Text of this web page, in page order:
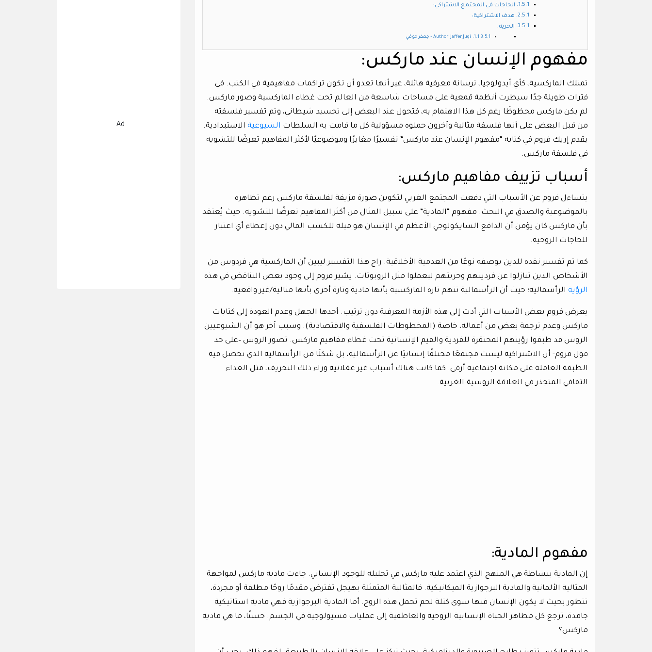
الحاجات في المجتمع الاشتراكي:
هدف الاشتراكية:
الحرية:
Author: Jaffer Juqi – جعفر جوقي
مفهوم الإنسان عند ماركس:
تمتلك الماركسية، كأي أيدولوجيا، ترسانة معرفية هائلة، غير أنها تعدو أن تكون تراكمات مفاهيمية في الكتب. في
فترات طويلة جدًا سيطرت أنظمة قمعية على مساحات شاسعة من العالم تحت غطاء الماركسية وصور ماركس.
لم يكن ماركس محظوظًا رغم كل هذا الاهتمام به، فتحول عند البعض إلى تجسيد شيطاني، وتم تفسير فلسفته
من قبل البعض على أنها فلسفة مثالية وآخرون حملوه مسؤولية كل ما قامت به السلطات الشيوعية الاستبدادية.
يقدم إريك فروم في كتابه “مفهوم الإنسان عند ماركس” تفسيرًا مغايرًا وموضوعيًا لأكثر المفاهيم تعرضًا للتشويه
في فلسفة ماركس.
أسباب تزييف مفاهيم ماركس:
يتساءل فروم عن الأسباب التي دفعت المجتمع الغربي لتكوين صورة مزيفة لفلسفة ماركس رغم تظاهره
بالموضوعية والصدق في البحث. مفهوم “المادية” على سبيل المثال من أكثر المفاهيم تعرضًا للتشويه. حيث يُعتقد
بأن ماركس كان يؤمن أن الدافع السايكولوجي الأعظم في الإنسان هو ميله للكسب المالي دون إعطاء أي اعتبار
للحاجات الروحية.
كما تم تفسير نقده للدين بوصفه نوعًا من العدمية الأخلاقية. راح هذا التفسير ليبين أن الماركسية هي فردوس من
الأشخاص الذين تنازلوا عن فرديتهم وحريتهم ليعملوا مثل الروبوتات. يشير فروم إلى وجود بعض التناقض في هذه
الرؤية الرأسمالية؛ حيث أن الرأسمالية تتهم تارة الماركسية بأنها مادية وتارة أخرى بأنها مثالية/غير واقعية.
يعرض فروم بعض الأسباب التي أدت إلى هذه الأزمة المعرفية دون ترتيب. أحدها الجهل وعدم العودة إلى كتابات
ماركس وعدم ترجمة بعض من أعماله، خاصة (المخطوطات الفلسفية والاقتصادية). وسبب آخر هو أن الشيوعيين
الروس قد طبقوا رؤيتهم المحتقرة للفردية والقيم الإنسانية تحت غطاء مفاهيم ماركس. تصور الروس –على حد
قول فروم- أن الاشتراكية ليست مجتمعًا مختلفًا إنسانيًا عن الرأسمالية، بل شكلًا من الرأسمالية الذي تحصل فيه
الطبقة العاملة على مكانة اجتماعية أرقى. كما كانت هناك أسباب غير عقلانية وراء ذلك التحريف، مثل العداء
الثقافي المتجذر في العلاقة الروسية-الغربية.
مفهوم المادية:
إن المادية ببساطة هي المنهج الذي اعتمد عليه ماركس في تحليله للوجود الإنساني. جاءت مادية ماركس لمواجهة
المثالية الألمانية والمادية البرجوازية الميكانيكية. فالمثالية المتمثلة بهيجل تفترض مقدمًا روحًا مطلقة أو مجردة،
تتطور بحيث لا يكون الإنسان فيها سوى كتلة لحم تحمل هذه الروح. أما المادية البرجوازية فهي مادية استاتيكية
جامدة، ترجع كل مظاهر الحياة الإنسانية الروحية والعاطفية إلى عمليات فسيولوجية في الجسم. حسنًا، ما هي مادية
ماركس؟
Ad